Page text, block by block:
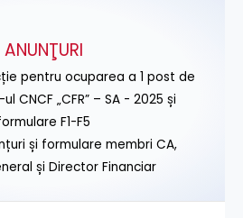
ANUNŢURI
pentru ocuparea a 1 post de
CNCF „CFR” – SA - 2025 și
F1-F5
și formulare membri CA,
și Director Financiar